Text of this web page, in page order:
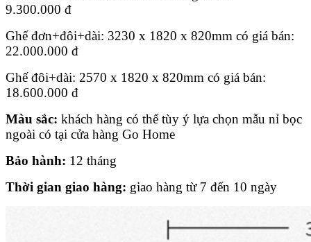
9.300.000 đ
Ghế đơn+đôi+dài: 3230 x 1820 x 820mm có giá bán:
22.000.000 đ
Ghế đôi+dài: 2570 x 1820 x 820mm có giá bán:
18.600.000 đ
Màu sắc: khách hàng có thể tùy ý lựa chọn mẫu nỉ bọc
ngoài có tại cửa hàng Go Home
Bảo hành: 12 tháng
Thời gian giao hàng: giao hàng từ 7 đến 10 ngày